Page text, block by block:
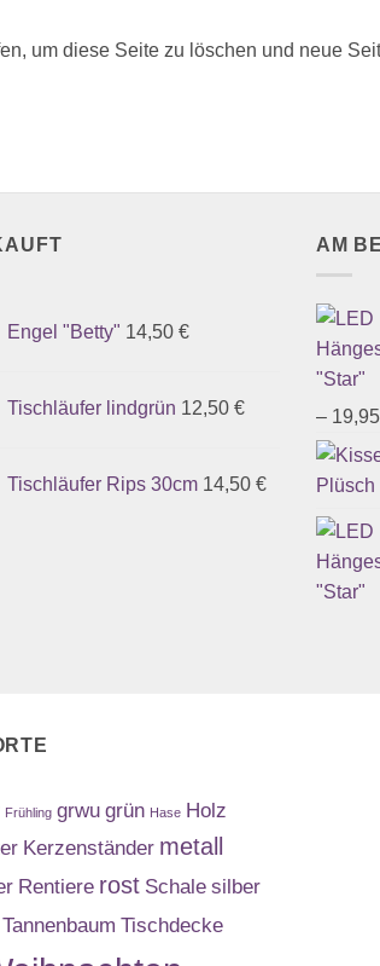
um diese Seite zu löschen und neue
Engel "Betty" 14,50 €
Tischläufer lindgrün 12,50 €
Tischläufer Rips 30cm 14,50 €
AM
– 19,95
Frühling grwu grün Hase Holz
Kerzenständer metall
Rentiere rost Schale silber
Tannenbaum Tischdecke